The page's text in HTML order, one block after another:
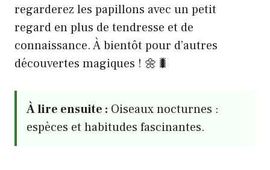
regarderez les papillons avec un petit
regard en plus de tendresse et de
connaissance. À bientôt pour d’autres
découvertes magiques ! 🌼🐛
À lire ensuite : Oiseaux nocturnes :
espèces et habitudes fascinantes.